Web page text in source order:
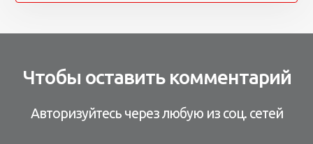
Чтобы оставить комментарий
Авторизуйтесь через любую из соц. сетей